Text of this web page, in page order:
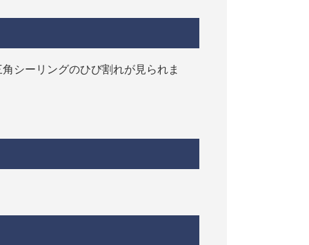
シーリングのひび割れが見られま